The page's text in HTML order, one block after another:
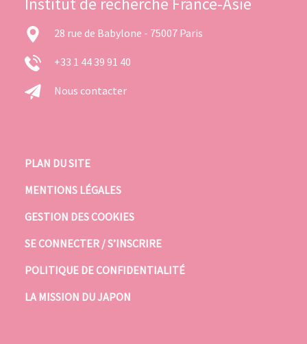
28 rue de Babylone - 75007 Paris
+33 1 44 39 91 40
Nous contacter
PLAN DU SITE
MENTIONS LÉGALES
GESTION DES COOKIES
SE CONNECTER / S’INSCRIRE
POLITIQUE DE CONFIDENTIALITÉ
LA MISSION DU JAPON